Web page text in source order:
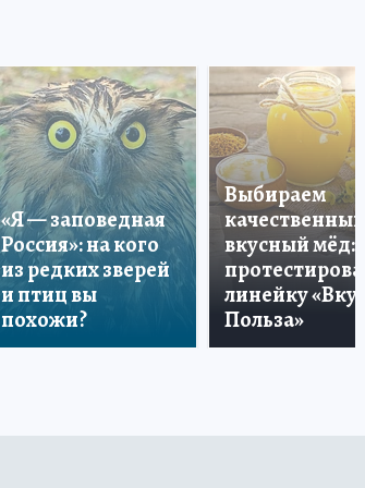
«Я — заповедная
Россия»: на кого
из редких зверей
и птиц вы
похожи?
Выбираем
качественный
вкусный мёд:
линейку «Вкус
Польза»